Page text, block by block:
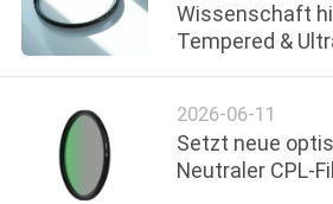
FORDERN
SIE
ZITAT
Wissenschaft
Tempered &
2026-06-11
Setzt neue
Neutraler CPL-